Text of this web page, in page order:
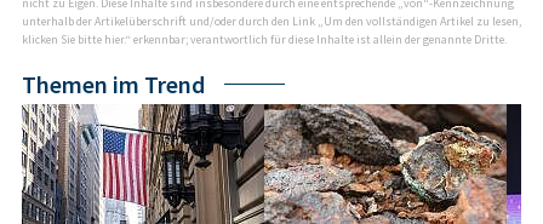
unterhalb der Artikelüberschrift und/oder durch den Link „Um den vollständigen Artikel zu lesen,
klicken Sie bitte hier.“ erkennbar; verantwortlich für diese Inhalte ist allein der genannte Dritte.
Themen im Trend